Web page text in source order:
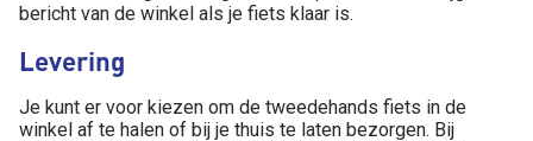
bericht van de winkel als je fiets klaar is.
Levering
Je kunt er voor kiezen om de tweedehands fiets in de
winkel af te halen of bij je thuis te laten bezorgen. Bij